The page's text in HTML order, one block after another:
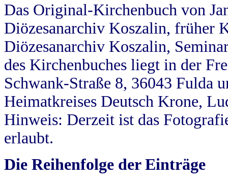
Das Original-Kirchenbuch von
Diözesanarchiv Koszalin, früher
Diözesanarchiv Koszalin,
des Kirchenbuches liegt in der
Schwank-Straße 8, 36043 Fulda
Heimatkreises Deutsch Krone,
Hinweis: Derzeit ist das
erlaubt.
Die Reihenfolge der Einträge